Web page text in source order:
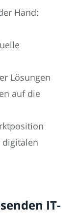
Hand:
Lösungen
auf die
digitalen
IT-